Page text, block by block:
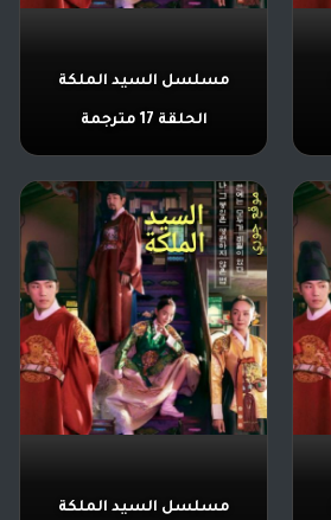
مسلسل السيد الملكة
الحلقة 17 مترجمة
مسلسل السيد الملكة